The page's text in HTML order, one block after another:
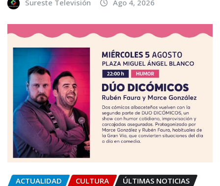
Sureste Televisión Ago 4, 2026
ACTUALIDAD CULTURA ÚLTIMAS NOTICIAS